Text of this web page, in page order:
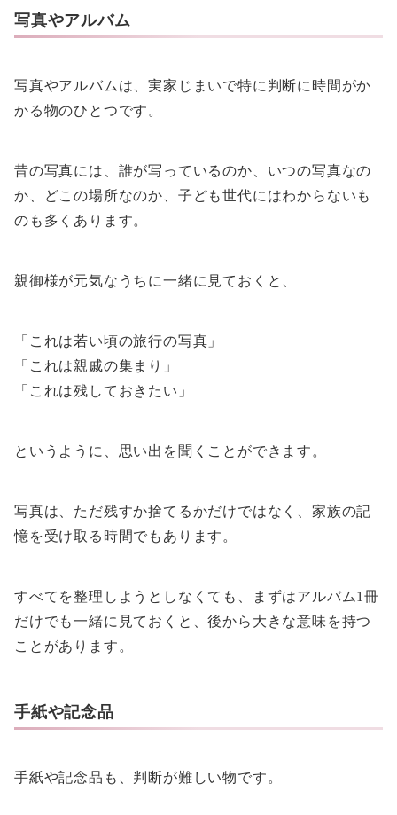
写真やアルバム
写真やアルバムは、実家じまいで特に判断に時間がか
かる物のひとつです。
昔の写真には、誰が写っているのか、いつの写真なの
か、どこの場所なのか、子ども世代にはわからないも
のも多くあります。
親御様が元気なうちに一緒に見ておくと、
「これは若い頃の旅行の写真」
「これは親戚の集まり」
「これは残しておきたい」
というように、思い出を聞くことができます。
写真は、ただ残すか捨てるかだけではなく、家族の記
憶を受け取る時間でもあります。
すべてを整理しようとしなくても、まずはアルバム1冊
だけでも一緒に見ておくと、後から大きな意味を持つ
ことがあります。
手紙や記念品
手紙や記念品も、判断が難しい物です。